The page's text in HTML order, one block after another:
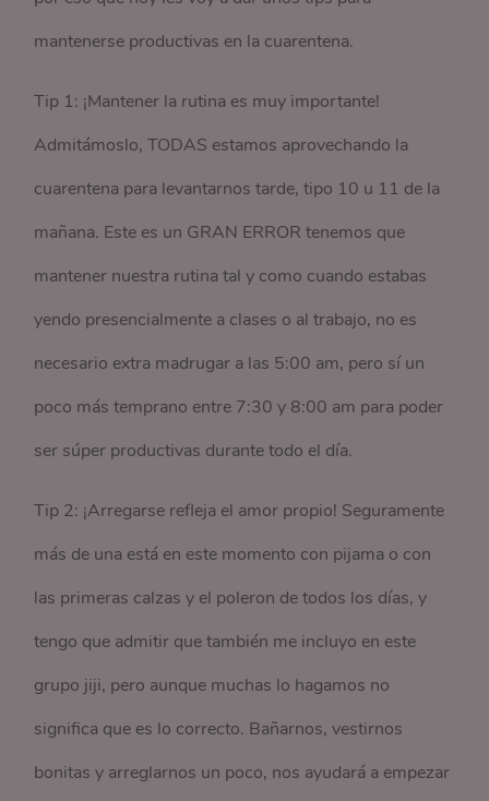
mantenerse productivas en la cuarentena.
Tip 1: ¡Mantener la rutina es muy importante!
Admitámoslo, TODAS estamos aprovechando la
cuarentena para levantarnos tarde, tipo 10 u 11 de la
mañana. Este es un GRAN ERROR tenemos que
mantener nuestra rutina tal y como cuando estabas
yendo presencialmente a clases o al trabajo, no es
necesario extra madrugar a las 5:00 am, pero sí un
poco más temprano entre 7:30 y 8:00 am para poder
ser súper productivas durante todo el día.
Tip 2: ¡Arregarse refleja el amor propio! Seguramente
más de una está en este momento con pijama o con
las primeras calzas y el poleron de todos los días, y
tengo que admitir que también me incluyo en este
grupo jiji, pero aunque muchas lo hagamos no
significa que es lo correcto. Bañarnos, vestirnos
bonitas y arreglarnos un poco, nos ayudará a empezar